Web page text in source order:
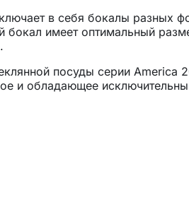
в себя бокалы разных
имеет оптимальный
посуды серии America
и обладающее